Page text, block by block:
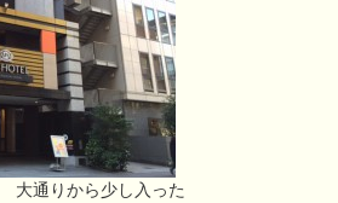
大通りから少し入った